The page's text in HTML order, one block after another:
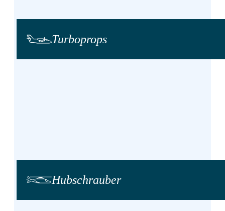
Turbo­props
Hub­schrauber